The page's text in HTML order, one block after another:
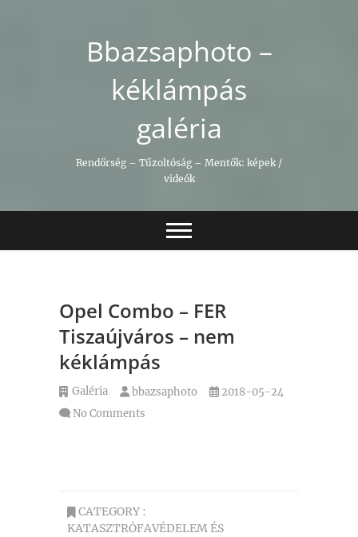
Bbazsaphoto –
kéklámpás
galéria
Rendőrség – Tűzoltóság – Mentők: képek /
videók
Opel Combo – FER
Tiszaújváros – nem
kéklámpás
Galéria bbazsaphoto
2018-05-24
No Comments
CATEGORY :
KATASZTRÓFAVÉDELEM ÉS